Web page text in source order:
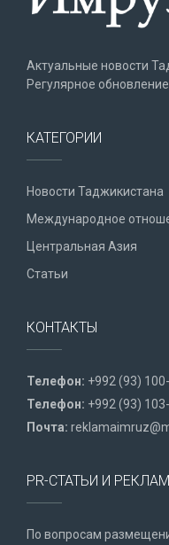
Актуальные новости
Регулярное
КАТЕГОРИИ
Новости Таджикистана
Международное
Центральная Азия
Статьи
КОНТАКТЫ
Телефон: +992 (93)
Телефон: +992 (93)
Почта:
PR-СТАТЬИ И
По вопросам